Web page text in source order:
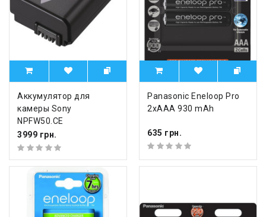
Аккумулятор для
камеры Sony
NPFW50.CE
3999 грн.
Panasonic Eneloop Pro
2xAAA 930 mAh
635 грн.